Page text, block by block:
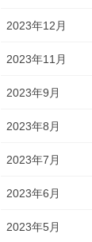
2023年12月
2023年11月
2023年9月
2023年8月
2023年7月
2023年6月
2023年5月